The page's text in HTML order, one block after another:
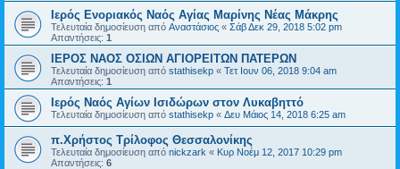
Ιερός Ενοριακός Ναός Αγίας Μαρίνης Νέας Μάκρης
Τελευταία δημοσίευση από Αναστάσιος « Σάβ Δεκ 29, 2018 5:02 pm
Απαντήσεις: 1
ΙΕΡΟΣ ΝΑΟΣ ΟΣΙΩΝ ΑΓΙΟΡΕΙΤΩΝ ΠΑΤΕΡΩΝ
Τελευταία δημοσίευση από stathisekp « Τετ Ιουν 06, 2018 9:04 am
Απαντήσεις: 1
Ιερός Ναός Αγίων Ισιδώρων στον Λυκαβηττό
Τελευταία δημοσίευση από stathisekp « Δευ Μάιος 14, 2018 6:25 am
π.Χρήστος Τρίλοφος Θεσσαλονίκης
Τελευταία δημοσίευση από nickzark « Κυρ Νοέμ 12, 2017 10:29 pm
Απαντήσεις: 6